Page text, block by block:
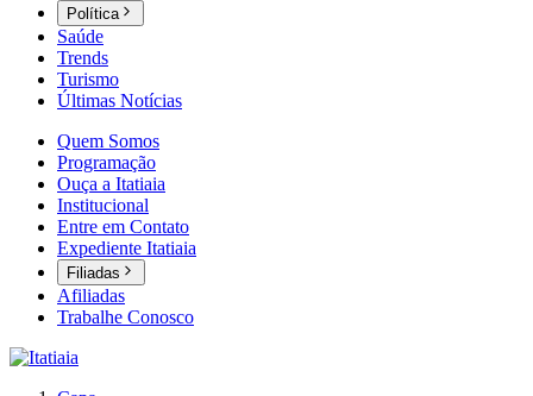
Política
Saúde
Trends
Turismo
Últimas Notícias
Quem Somos
Programação
Ouça a Itatiaia
Institucional
Entre em Contato
Expediente Itatiaia
Filiadas
Afiliadas
Trabalhe Conosco